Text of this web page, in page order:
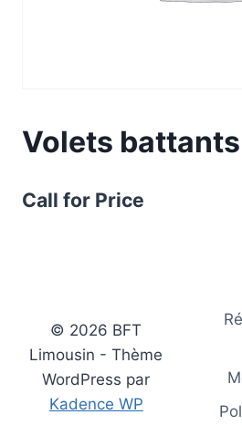
Volets battants
Call for Price
© 2026 BFT
Limousin - Thème
WordPress par
Kadence WP